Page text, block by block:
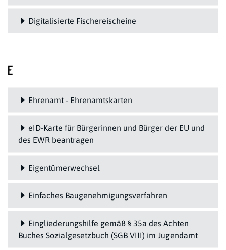
Digitalisierte Fischereischeine
E
Ehrenamt - Ehrenamtskarten
eID-Karte für Bürgerinnen und Bürger der EU und
des EWR beantragen
Eigentümerwechsel
Einfaches Baugenehmigungsverfahren
Eingliederungshilfe gemäß § 35a des Achten
Buches Sozialgesetzbuch (SGB VIII) im Jugendamt